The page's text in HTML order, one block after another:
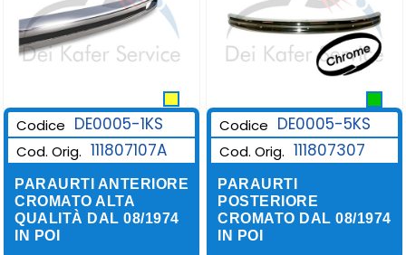
Codice DE0005-1KS
Cod. Orig. 111807107A
PARAURTI ANTERIORE
CROMATO ALTA
QUALITÀ DAL 08/1974
IN POI
Codice DE0005-5KS
Cod. Orig. 111807307
PARAURTI
POSTERIORE
CROMATO DAL 08/1974
IN POI